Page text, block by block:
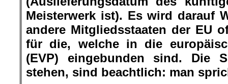
Meisterwerk ist). Es wird darauf
andere Mitgliedsstaaten der EU
für die, welche in die
(EVP) eingebunden sind. Die
stehen, sind beachtlich: man